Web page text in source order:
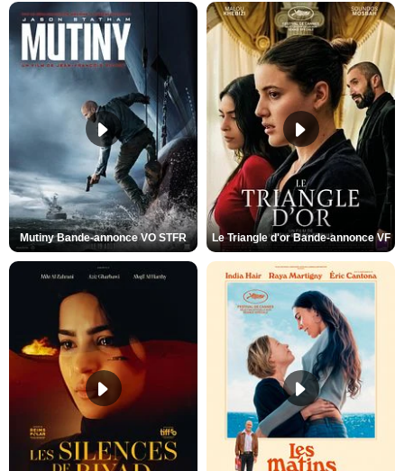
Mutiny Bande-annonce VO STFR Le Triangle d'or Bande-annonce VF